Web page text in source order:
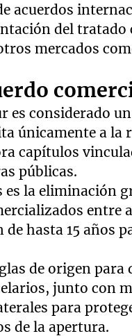
acuerdos
del tratado
mercados
es considerado
únicamente a la
capítulos
públicas.
la eliminación
entre
hasta 15 años
de origen para
junto con
para
de la apertura.